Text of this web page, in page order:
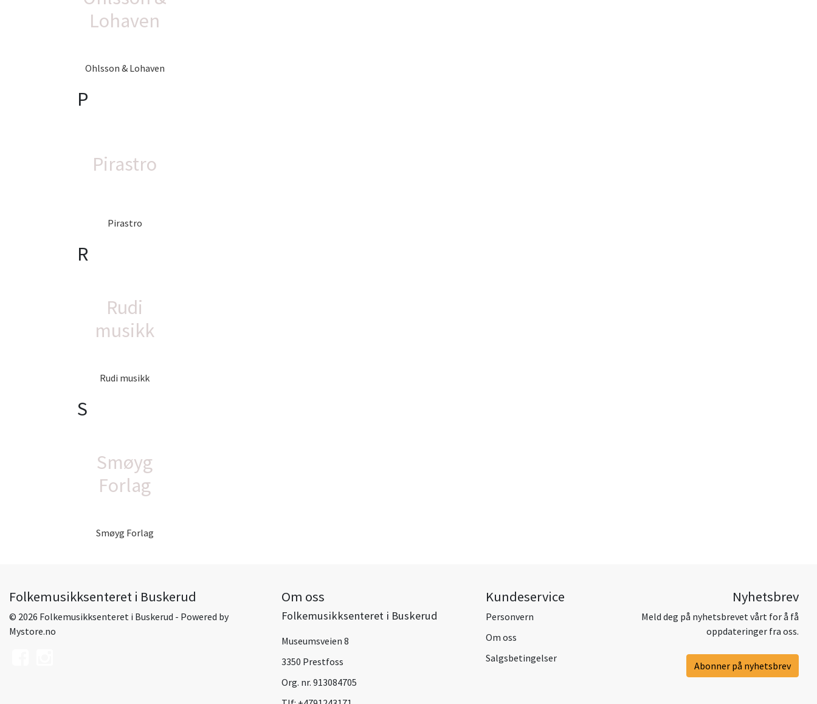
Lohaven
Ohlsson & Lohaven
P
Pirastro
Pirastro
R
Rudi
musikk
Rudi musikk
S
Smøyg
Forlag
Smøyg Forlag
Folkemusikksenteret i Buskerud
© 2026 Folkemusikksenteret i Buskerud - Powered by
Mystore.no
Om oss
Folkemusikksenteret i Buskerud
Museumsveien 8
3350 Prestfoss
Org. nr. 913084705
Kundeservice
Personvern
Om oss
Salgsbetingelser
Nyhetsbrev
Meld deg på nyhetsbrevet vårt for å få
oppdateringer fra oss.
Abonner på nyhetsbrev